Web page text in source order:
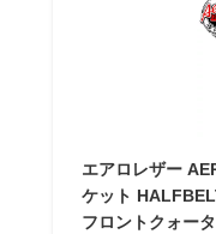
エアロレザー
ケット
フロントクォー